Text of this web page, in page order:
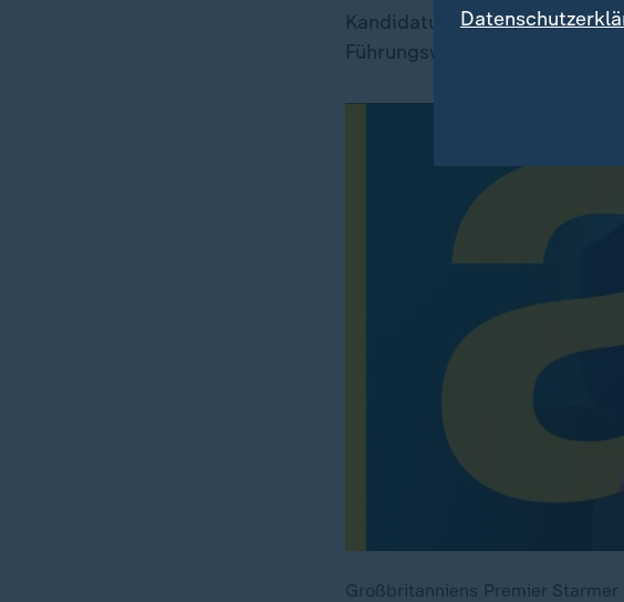
Kandidatur für den
Führungswahl gilt der frühere
Großbritanniens Premier